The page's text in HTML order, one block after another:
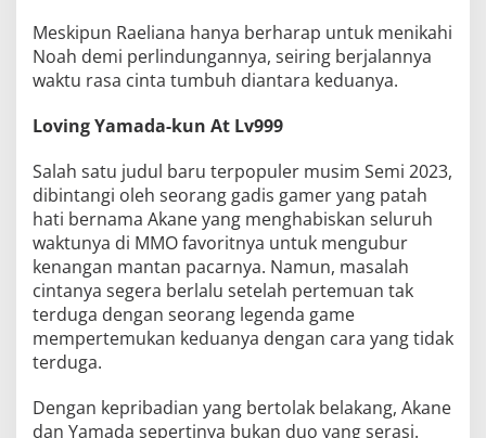
Meskipun Raeliana hanya berharap untuk menikahi
Noah demi perlindungannya, seiring berjalannya
waktu rasa cinta tumbuh diantara keduanya.
Loving Yamada-kun At Lv999
Salah satu judul baru terpopuler musim Semi 2023,
dibintangi oleh seorang gadis gamer yang patah
hati bernama Akane yang menghabiskan seluruh
waktunya di MMO favoritnya untuk mengubur
kenangan mantan pacarnya. Namun, masalah
cintanya segera berlalu setelah pertemuan tak
terduga dengan seorang legenda game
mempertemukan keduanya dengan cara yang tidak
terduga.
Dengan kepribadian yang bertolak belakang, Akane
dan Yamada sepertinya bukan duo yang serasi.